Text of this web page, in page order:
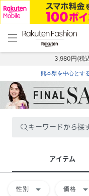
menu home
トップ
3,980円(税
熊本県を中心とす
キーワードから探
アイテム
性別 arrow_drop_down 価格 arrow_drop_down